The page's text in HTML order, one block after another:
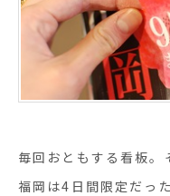
毎回おともする看板
福岡は4日間限定だっ